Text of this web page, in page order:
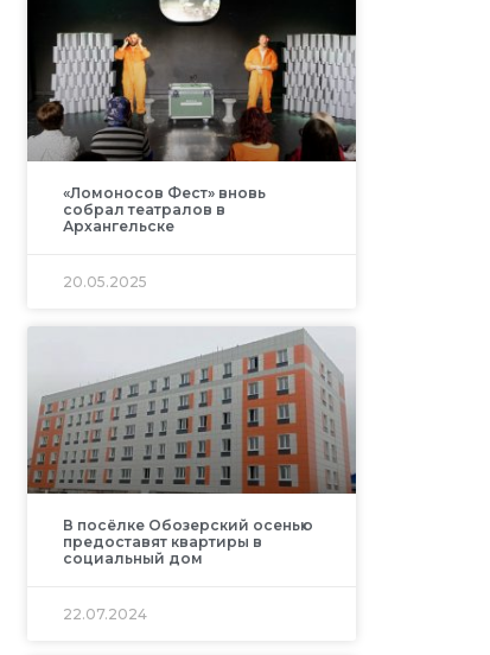
«Ломоносов Фест» вновь
собрал театралов в
Архангельске
20.05.2025
В посёлке Обозерский осенью
предоставят квартиры в
социальный дом
22.07.2024